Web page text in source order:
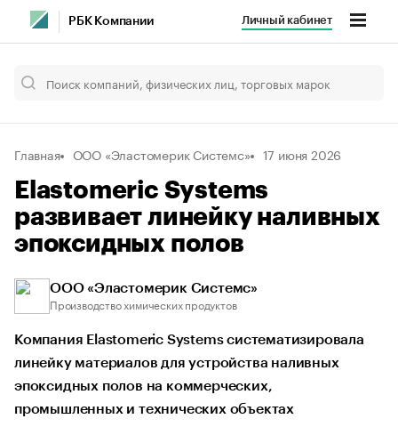
РБК Компании Личный кабинет
Главная ООО «Эластомерик Системс» 17 июня 2026
Elastomeric Systems
развивает линейку наливных
эпоксидных полов
ООО «Эластомерик Системс»
Производство химических продуктов
Компания Elastomeric Systems систематизировала
линейку материалов для устройства наливных
эпоксидных полов на коммерческих,
промышленных и технических объектах